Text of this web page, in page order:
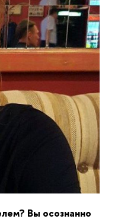
Вы осознанно